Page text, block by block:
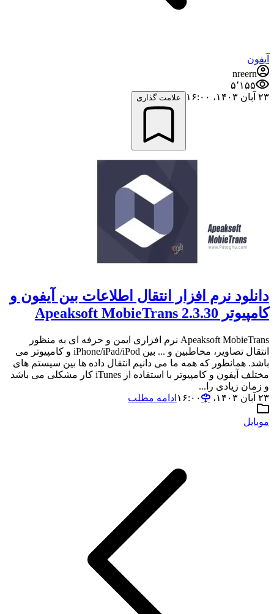
آیفون
nreern
۵٬۱۵۵
۲۳ آبان ۱۴۰۳،‏ ۱۶:۰۰
علامت گذاری
دانلود نرم افزار انتقال اطلاعات بین آیفون و
کامپیوتر Apeaksoft MobieTrans 2.3.30
Apeaksoft MobieTrans نرم افزاری ایمن و حرفه ای به منظور
انتقال تصاویر، مخاطبین و ... بین iPhone/iPad/iPod و کامپیوتر می
باشد. همانطور که همه ما می دانیم انتقال داده ها بین سیستم های
مختلف آیفون و کامپیوتر با استفاده از iTunes کار مشکلی می باشد
و زمان زیادی را...
۲۳ آبان ۱۴۰۳،‏ ۱۶:۰۰
ادامه مطلب
موبایل